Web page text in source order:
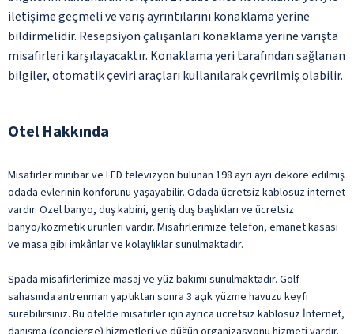
iletişime geçmeli ve varış ayrıntılarını konaklama yerine
bildirmelidir. Resepsiyon çalışanları konaklama yerine varışta
misafirleri karşılayacaktır. Konaklama yeri tarafından sağlanan
bilgiler, otomatik çeviri araçları kullanılarak çevrilmiş olabilir.
Otel Hakkında
Misafirler minibar ve LED televizyon bulunan 198 ayrı ayrı dekore edilmiş
odada evlerinin konforunu yaşayabilir. Odada ücretsiz kablosuz internet
vardır. Özel banyo, duş kabini, geniş duş başlıkları ve ücretsiz
banyo/kozmetik ürünleri vardır. Misafirlerimize telefon, emanet kasası
ve masa gibi imkânlar ve kolaylıklar sunulmaktadır.
Spada misafirlerimize masaj ve yüz bakımı sunulmaktadır. Golf
sahasında antrenman yaptıktan sonra 3 açık yüzme havuzu keyfi
sürebilirsiniz. Bu otelde misafirler için ayrıca ücretsiz kablosuz İnternet,